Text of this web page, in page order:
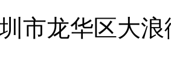
市龙华区大